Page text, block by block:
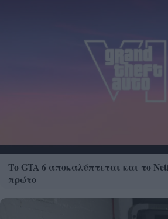
Το GTA 6 αποκαλύπτεται και το
πρώτο